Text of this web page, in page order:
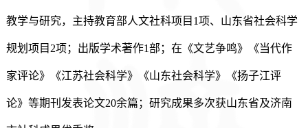
教学与研究，主持教育部人文社科项目 1项、 山东省社会科学
规划项目 2项；出版学术著作1部；在《文艺争鸣》《当代作
家评论》《江苏社会科学》《山东社会科学》《扬子江评
论》等期刊发表论文20余篇；研究成果多次获山东省及济南